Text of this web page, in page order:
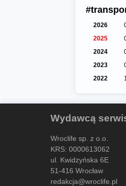
2026
2025
2024
2023
2022
Wydawcą
Wroclife sp. z o.o.
KRS: 0000613062
ul. Kwidzyńska 6E
51-416 Wrocław
redakcja@wroclife.pl